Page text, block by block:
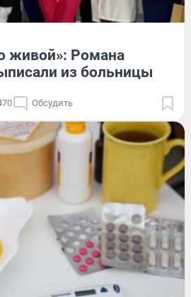
живой»: Романа
из больницы
Обсудить